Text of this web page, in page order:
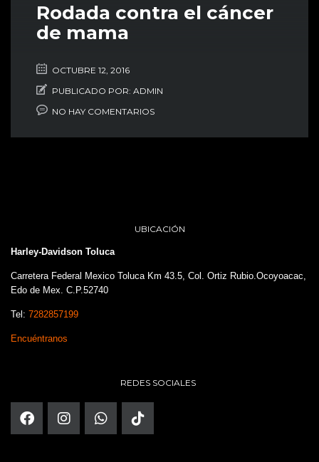
Rodada contra el cáncer
de mama
OCTUBRE 12, 2016
PUBLICADO POR: ADMIN
NO HAY COMENTARIOS
UBICACIÓN
Harley-Davidson Toluca
Carretera Federal Mexico Toluca Km 43.5, Col. Ortiz Rubio.Ocoyoacac,
Edo de Mex. C.P.52740
Tel: 7282857199
Encuéntranos
REDES SOCIALES